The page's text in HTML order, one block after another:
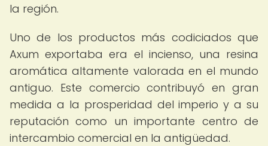
la región.
Uno de los productos más codiciados que
Axum exportaba era el incienso, una resina
aromática altamente valorada en el mundo
antiguo. Este comercio contribuyó en gran
medida a la prosperidad del imperio y a su
reputación como un importante centro de
intercambio comercial en la antigüedad.